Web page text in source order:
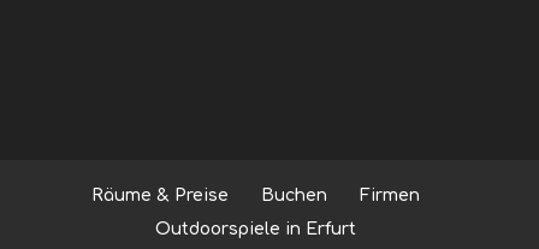
Räume & Preise Buchen
Firmen
Outdoorspiele in Erfurt